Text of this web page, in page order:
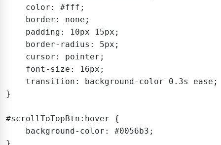
    color: #fff;
    border: none;
    padding: 10px 15px;
    border-radius: 5px;
    cursor: pointer;
    font-size: 16px;
    transition: background-color 0.3s ease;
}
#scrollToTopBtn:hover {
    background-color: #0056b3;